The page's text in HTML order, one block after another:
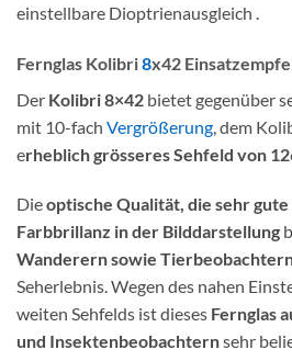
einstellbare Dioptrienausgleich .
Fernglas Kolibri8x42
Der Kolibri 8×42 bietet gegenüber
mit 10-fach Vergrößerung , dem
erheblich grösseres Sehfeld von
Dieoptische Qualität, die sehr
Farbbrillanz in der Bilddarstellung
Wanderern sowie
Seherlebnis. Wegen des nahen
weiten Sehfelds ist dieses Fernglas
und Insektenbeobachternsehr